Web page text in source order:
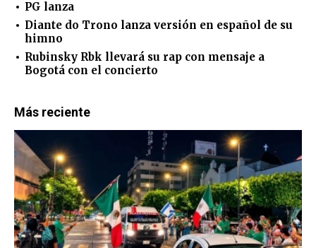
PG lanza
Diante do Trono lanza versión en español de su
himno
Rubinsky Rbk llevará su rap con mensaje a
Bogotá con el concierto
Más reciente